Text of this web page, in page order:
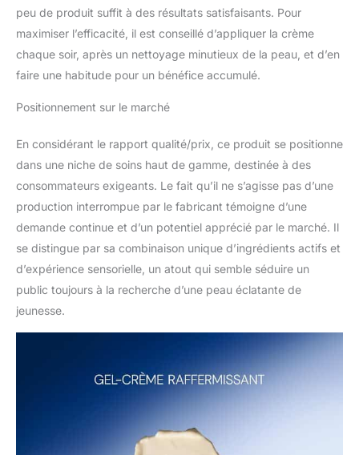
peu de produit suffit à des résultats satisfaisants. Pour
maximiser l’efficacité, il est conseillé d’appliquer la crème
chaque soir, après un nettoyage minutieux de la peau, et d’en
faire une habitude pour un bénéfice accumulé.
Positionnement sur le marché
En considérant le rapport qualité/prix, ce produit se positionne
dans une niche de soins haut de gamme, destinée à des
consommateurs exigeants. Le fait qu’il ne s’agisse pas d’une
production interrompue par le fabricant témoigne d’une
demande continue et d’un potentiel apprécié par le marché. Il
se distingue par sa combinaison unique d’ingrédients actifs et
d’expérience sensorielle, un atout qui semble séduire un
public toujours à la recherche d’une peau éclatante de
jeunesse.